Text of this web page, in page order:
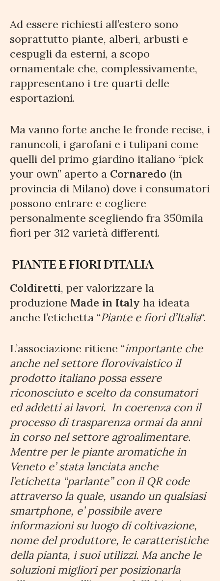
Ad essere richiesti all’estero sono
soprattutto piante, alberi, arbusti e
cespugli da esterni, a scopo
ornamentale che, complessivamente,
rappresentano i tre quarti delle
esportazioni.
Ma vanno forte anche le fronde recise, i
ranuncoli, i garofani e i tulipani come
quelli del primo giardino italiano “pick
your own” aperto a Cornaredo (in
provincia di Milano) dove i consumatori
possono entrare e cogliere
personalmente scegliendo fra 350mila
fiori per 312 varietà differenti.
PIANTE E FIORI D’ITALIA
Coldiretti, per valorizzare la
produzione Made in Italy ha ideata
anche l’etichetta “Piante e fiori d’Italia“.
L’associazione ritiene “importante che
anche nel settore florovivaistico il
prodotto italiano possa essere
riconosciuto e scelto da consumatori
ed addetti ai lavori. In coerenza con il
processo di trasparenza ormai da anni
in corso nel settore agroalimentare.
Mentre per le piante aromatiche in
Veneto e’ stata lanciata anche
l’etichetta “parlante” con il QR code
attraverso la quale, usando un qualsiasi
smartphone, e’ possibile avere
informazioni su luogo di coltivazione,
nome del produttore, le caratteristiche
della pianta, i suoi utilizzi. Ma anche le
soluzioni migliori per posizionarla